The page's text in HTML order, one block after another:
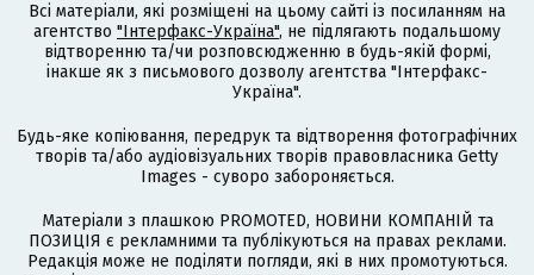
Всі матеріали, які розміщені на цьому сайті із посиланням на
агентство "Інтерфакс-Україна", не підлягають подальшому
відтворенню та/чи розповсюдженню в будь-якій формі,
інакше як з письмового дозволу агентства "Інтерфакс-
Україна".
Будь-яке копіювання, передрук та відтворення фотографічних
творів та/або аудіовізуальних творів правовласника Getty
Images - суворо забороняється.
Матеріали з плашкою PROMOTED, НОВИНИ КОМПАНІЙ та
ПОЗИЦІЯ є рекламними та публікуються на правах реклами.
Редакція може не поділяти погляди, які в них промотуються.